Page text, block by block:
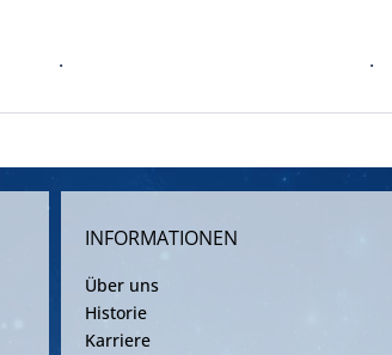
. .
INFORMATIONEN
Über uns
Historie
Karriere